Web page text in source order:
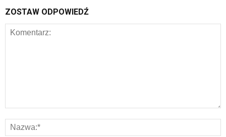
ZOSTAW ODPOWIEDŹ